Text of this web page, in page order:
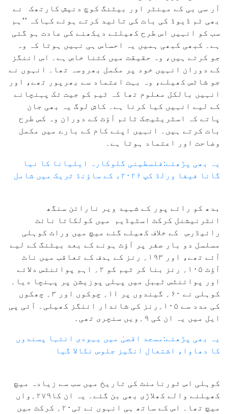
آر سی بی کے مینٹر اور بیٹنگ کوچ دنیش کارتھک نے
بھی ٹم ڈیوڈ کی بات کی تائید کرتے ہوئے کہاکہ ’’ہم
سب کو انہیں اس طرح کھیلتے دیکھنے کی عادت ہو گئی
ہے۔ کبھی کبھی ہمیں یہ احساس ہی نہیں ہوتا کہ وہ
جو کرتے ہیں، وہ حقیقت میں کتنا خاص ہے۔ اس اننگز
کے دوران انہیں خود پر مکمل بھروسہ تھا۔ انہوں نے
جو شاٹس کھیلے، وہ بہت اعتماد سے بھرپور تھے، اور
انہیں بالکل معلوم تھا کہ ٹیم کو جیت تک پہنچانے
کے لیے انہیں کیا کرنا ہے۔ کاش لوگ یہ بھی جان
پاتے کہ اسٹریٹیجک ٹائم آؤٹ کے دوران وہ کس طرح
بات کرتے ہیں۔ انہیں اپنے کام کے بارے میں مکمل
وضاحت اور اعتماد ہوتا ہے۔
یہ بھی پڑھئے:فلسطینی گلوکارہ ایلیانا کا نیا
گانا فیفا ورلڈ کپ ۲۰۲۶ء کے ساؤنڈ ٹریک میں شامل
بدھ کو رائے پور کے شہید ویر نارائن سنگھ
انٹرنیشنل کرکٹ اسٹیڈیم میں کولکاتا نائٹ
رائیڈرس کے خلاف کھیلے گئے میچ میں وراٹ کوہلی
مسلسل دو بار صفر پر آؤٹ ہونے کے بعد بیٹنگ کے لیے
آئے تھے، اور ۱۹۳؍ رنز کے ہدف کے تعاقب میں ناٹ
آؤٹ ۱۰۵؍ رنز بنا کر ٹیم کو ۲؍ اہم پوائنٹس دلائے
اور پوائنٹس ٹیبل میں پہلی پوزیشن پر پہنچا دیا۔
کوہلی نے ۶۰؍ گیندوں پر ۱۱؍ چوکوں اور ۳؍ چھکوں
کی مدد سے ۱۰۵؍رنز کی شاندار اننگز کھیلی۔ آئی پی
ایل میں یہ ان کی ۹؍ویں سنچری تھی۔
یہ بھی پڑھئے:مسجد اقصیٰ میں یہودی انتہا پسندوں
کا دھاوا، اشتعال انگیز جلوس نکالا گیا
کوہلی اس ٹورنامنٹ کی تاریخ میں سب سے زیادہ میچ
کھیلنے والے کھلاڑی بھی بن گئے۔ یہ ان کا۲۷۹؍واں
میچ تھا۔ اس کے ساتھ ہی انہوں نے ٹی۲۰؍ کرکٹ میں